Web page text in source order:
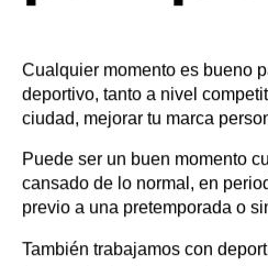
entrenamientos, una lesión o
un